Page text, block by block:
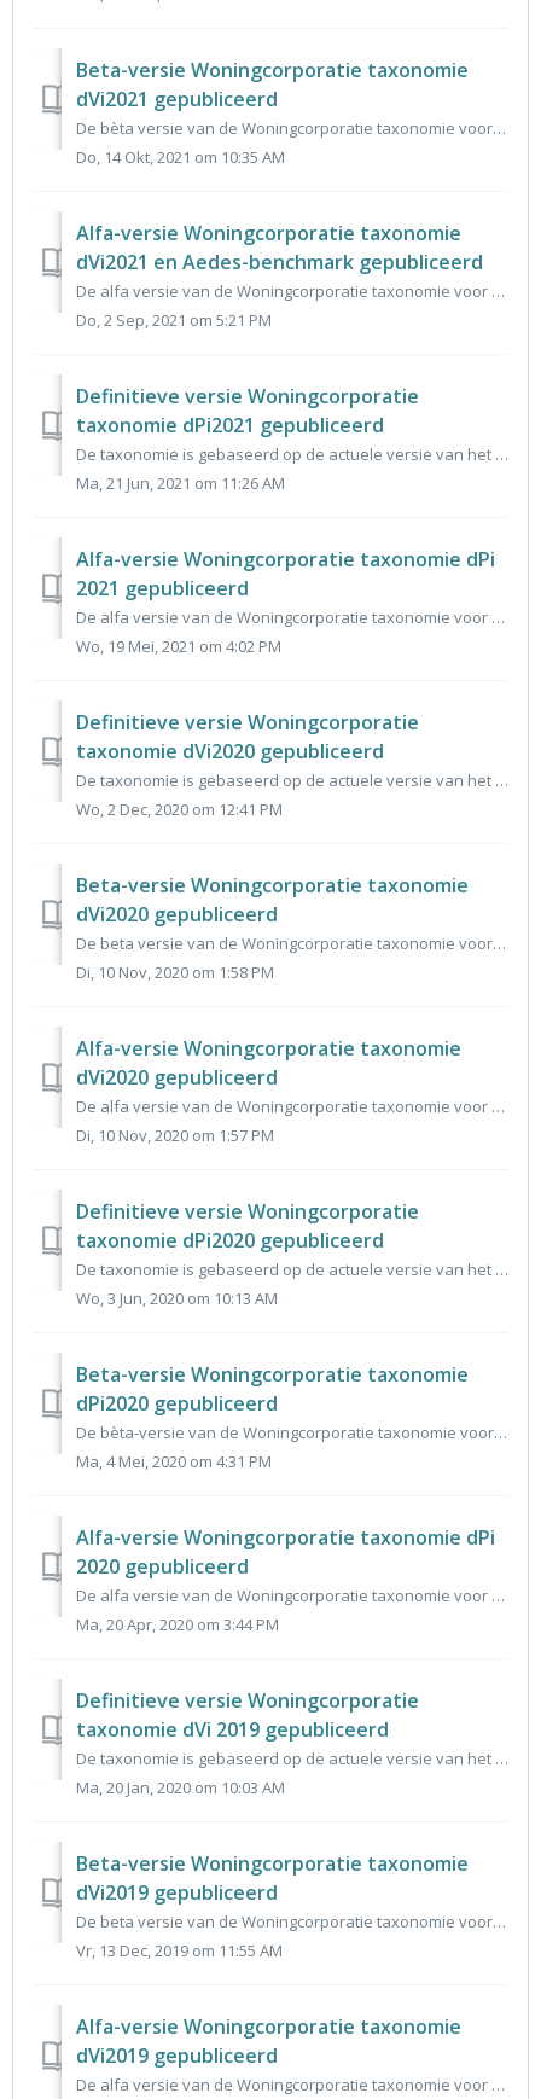
Beta-versie Woningcorporatie taxonomie
dVi2021 gepubliceerd
De bèta versie van de Woningcorporatie taxonomie voor de dVi2021 is aangeboden aan de Centrum voor Standaarden. Deze bèta versie is hier te downloaden of te...
Do, 14 Okt, 2021 om 10:35 AM
Alfa-versie Woningcorporatie taxonomie
dVi2021 en Aedes-benchmark gepubliceerd
De alfa versie van de Woningcorporatie taxonomie voor de dVi 2021 en Aedes-benchmark is aangeboden aan de Centrum voor Standaarden. Deze alfa versie is hier...
Do, 2 Sep, 2021 om 5:21 PM
Definitieve versie Woningcorporatie
taxonomie dPi2021 gepubliceerd
De taxonomie is gebaseerd op de actuele versie van het gegevensmodel dPi2021 en vormt de basis voor het invoerportaal voor dPi2021. De reacties op de alfa e...
Ma, 21 Jun, 2021 om 11:26 AM
Alfa-versie Woningcorporatie taxonomie dPi
2021 gepubliceerd
De alfa versie van de Woningcorporatie taxonomie voor de dPi 2021 is 19 mei aangeboden aan de Centrum voor Standaarden. Deze alfa versie is hier te download...
Wo, 19 Mei, 2021 om 4:02 PM
Definitieve versie Woningcorporatie
taxonomie dVi2020 gepubliceerd
De taxonomie is gebaseerd op de actuele versie van het gegevensmodel dVi 2020 en vormt de basis voor het invoerportaal voor dVi 2020. De reacties op de alf...
Wo, 2 Dec, 2020 om 12:41 PM
Beta-versie Woningcorporatie taxonomie
dVi2020 gepubliceerd
De beta versie van de Woningcorporatie taxonomie voor de dVi 2020 is aangeboden aan de Centrum voor Standaarden. Deze beta versie is hier te downloaden of t...
Di, 10 Nov, 2020 om 1:58 PM
Alfa-versie Woningcorporatie taxonomie
dVi2020 gepubliceerd
De alfa versie van de Woningcorporatie taxonomie voor de dVi 2020 is aangeboden aan de Centrum voor Standaarden. Deze alfa versie is hier te downloaden of t...
Di, 10 Nov, 2020 om 1:57 PM
Definitieve versie Woningcorporatie
taxonomie dPi2020 gepubliceerd
De taxonomie is gebaseerd op de actuele versie van het gegevensmodel dPi 2020 en vormt de basis voor het invoerportaal voor dPi 2020. De reacties op de alfa...
Wo, 3 Jun, 2020 om 10:13 AM
Beta-versie Woningcorporatie taxonomie
dPi2020 gepubliceerd
De bèta-versie van de Woningcorporatie taxonomie voor de dPi 2020 is 3 mei aangeboden aan de Centrum voor Standaarden. Deze beta versie is hier te download...
Ma, 4 Mei, 2020 om 4:31 PM
Alfa-versie Woningcorporatie taxonomie dPi
2020 gepubliceerd
De alfa versie van de Woningcorporatie taxonomie voor de dPi 2020 is 27 maart aangeboden aan de Centrum voor Standaarden. Deze alfa versie is hier te downlo...
Ma, 20 Apr, 2020 om 3:44 PM
Definitieve versie Woningcorporatie
taxonomie dVi 2019 gepubliceerd
De taxonomie is gebaseerd op de actuele versie van het gegevensmodel dVi2019 en vormt de basis voor het invoerportaal voor dVi2019. De reacties op de alfa e...
Ma, 20 Jan, 2020 om 10:03 AM
Beta-versie Woningcorporatie taxonomie
dVi2019 gepubliceerd
De beta versie van de Woningcorporatie taxonomie voor de dVi 2019 is aangeboden aan de Centrum voor Standaarden. Deze beta versie is hier te downloaden of t...
Vr, 13 Dec, 2019 om 11:55 AM
Alfa-versie Woningcorporatie taxonomie
dVi2019 gepubliceerd
De alfa versie van de Woningcorporatie taxonomie voor de dVi 2019 is aangeboden aan de Centrum voor Standaarden. Deze alfa versie is hier te downloaden of t...